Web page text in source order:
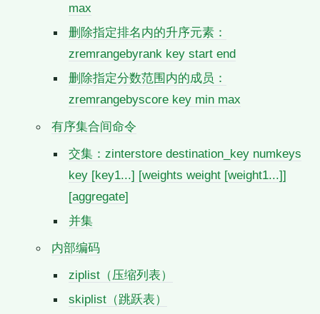
max
删除指定排名内的升序元素：
zremrangebyrank key start end
删除指定分数范围内的成员：
zremrangebyscore key min max
有序集合间命令
交集：zinterstore destination_key numkeys
key [key1...] [weights weight [weight1...]]
[aggregate]
并集
内部编码
ziplist（压缩列表）
skiplist（跳跃表）